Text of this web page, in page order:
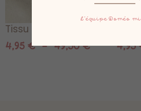
Tissu minky écru
4,95 € – 49,50€ 4,95
L’équipe Doméo